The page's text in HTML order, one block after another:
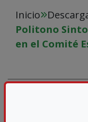
Inicio
Politono
en el Comité